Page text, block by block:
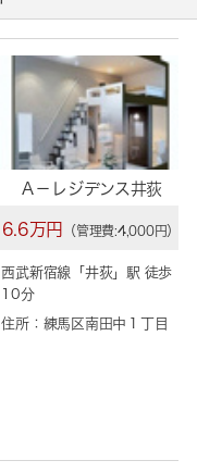
Ａ－レジデンス井荻
6.6万円 （管理費:4,000円）
西武新宿線「 井荻 」駅 徒歩
10分
住所：練馬区南田中１丁目